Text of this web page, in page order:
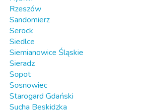
Rzeszów
Sandomierz
Serock
Siedlce
Siemianowice Śląskie
Sieradz
Sopot
Sosnowiec
Starogard Gdański
Sucha Beskidzka